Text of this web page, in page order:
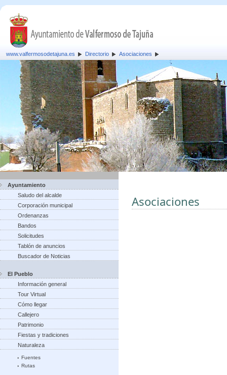
www.valfermosodetajuna.es Directorio Asociaciones
Ayuntamiento
Saludo del alcalde
Corporación municipal
Ordenanzas
Bandos
Solicitudes
Tablón de anuncios
Buscador de Noticias
El Pueblo
Información general
Tour Virtual
Cómo llegar
Callejero
Patrimonio
Fiestas y tradiciones
Naturaleza
Fuentes
Rutas
Asociaciones